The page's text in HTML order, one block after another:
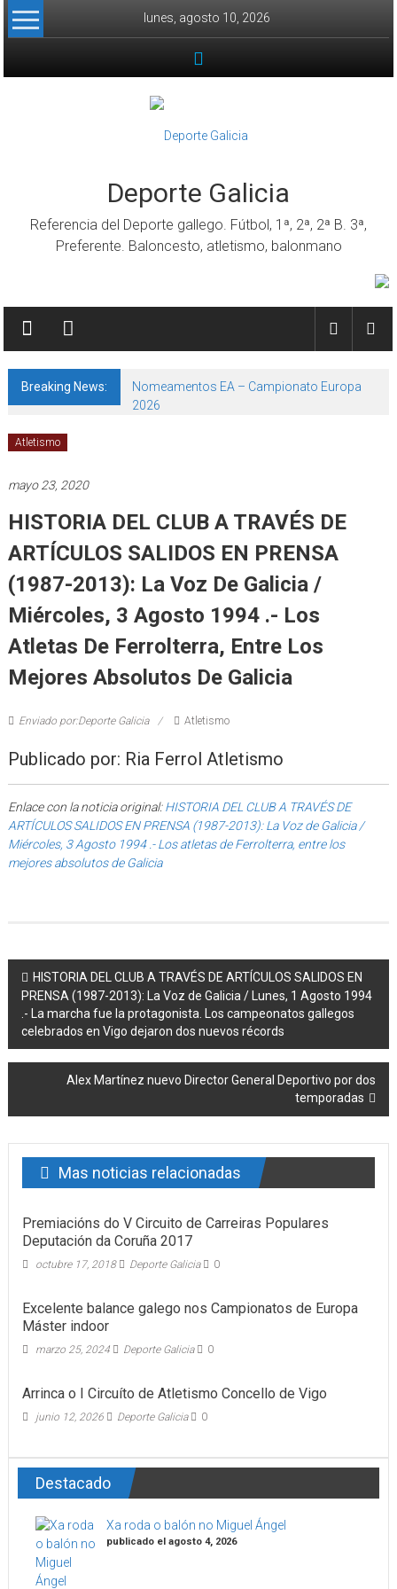
Skip to content
lunes, agosto 10, 2026
Deporte Galicia
Referencia del Deporte gallego. Fútbol, 1ª, 2ª, 2ª B. 3ª,
Preferente. Baloncesto, atletismo, balonmano
Breaking News:
Nomeamentos EA – Campionato Europa
2026
Atletismo
mayo 23, 2020
HISTORIA DEL CLUB A TRAVÉS DE
ARTÍCULOS SALIDOS EN PRENSA
(1987-2013): La Voz De Galicia /
Miércoles, 3 Agosto 1994 .- Los
Atletas De Ferrolterra, Entre Los
Mejores Absolutos De Galicia
Enviado por:Deporte Galicia Atletismo
Publicado por: Ria Ferrol Atletismo
Enlace con la noticia original:HISTORIA DEL CLUB A TRAVÉS DE
ARTÍCULOS SALIDOS EN PRENSA (1987-2013): La Voz de Galicia /
Miércoles, 3 Agosto 1994 .- Los atletas de Ferrolterra, entre los
mejores absolutos de Galicia
Post navigation
HISTORIA DEL CLUB A TRAVÉS DE ARTÍCULOS SALIDOS EN
PRENSA (1987-2013): La Voz de Galicia / Lunes, 1 Agosto 1994
.- La marcha fue la protagonista. Los campeonatos gallegos
celebrados en Vigo dejaron dos nuevos récords
Alex Martínez nuevo Director General Deportivo por dos
temporadas
Mas noticias relacionadas
Premiacións do V Circuito de Carreiras Populares
Deputación da Coruña 2017
octubre 17, 2018 Deporte Galicia 0
Excelente balance galego nos Campionatos de Europa
Máster indoor
marzo 25, 2024 Deporte Galicia 0
Arrinca o I Circuíto de Atletismo Concello de Vigo
junio 12, 2026 Deporte Galicia 0
Destacado
Xa roda o balón no Miguel Ángel
publicado el agosto 4, 2026